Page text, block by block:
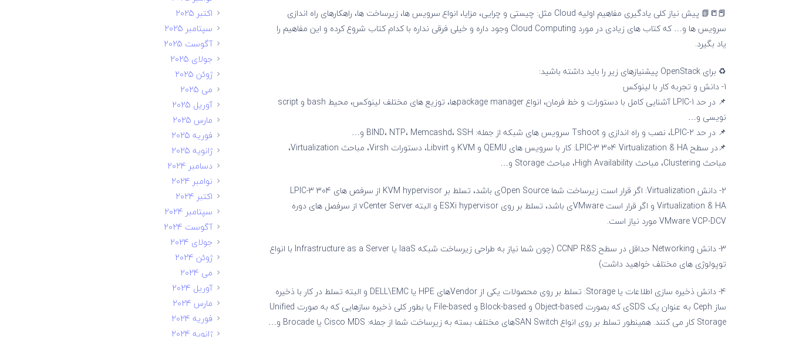
📕📒📗 پیش نیاز کلی یادگیری مفاهیم اولیه Cloud مثل: چیستی و چرایی، مزایا، انواع سرویس ها، زیرساخت ها، راهکارهای راه اندازی
سرویس ها و… که کتاب های زیادی در مورد Cloud Computing وجود داره و خیلی فرقی نداره با کدام کتاب شروع کرده و این مفاهیم را
یاد بگیرد.
♻️ برای OpenStack پیشنیازهای زیر را باید داشته باشید:
1- دانش و تجربه کار با لینوکس
📌 در حد LPIC-1 آشنایی کامل با دستورات و خط فرمان، انواع package managerها، توزیع های مختلف لینوکس، محیط bash و script
نویسی و…
📌 در حد LPIC-2، نصب و راه اندازی و Tshoot سرویس های شبکه از جمله: BIND، NTP، Memcashd، SSH و…
📌در سطح LPIC-3 304 Virtualization & HA: کار با سرویس های QEMU و KVM و Libvirt، دستورات Virsh، مباحث Virtualization،
مباحث Clustering، مباحث High Availability، مباحث Storage و…
2- دانش Virtualization: اگر قرار است زیرساخت شما Open Sourceی باشد، تسلط بر KVM hypervisor از سرفص های LPIC-3 304
Virtualization & HA و اگر قرار است VMwareی باشد، تسلط بر روی ESXi hypervisor و البته vCenter Server از سرفصل های دوره
VMware VCP-DCV مورد نیاز است.
3- دانش Networking حداقل در سطح CCNP R&S (چون شما نیاز به طراحی زیرساخت شبکه IaaS یا Infrastructure as a Server با انواع
توپولوژی های مختلف خواهید داشت)
4- دانش ذخیره سازی اطلاعات یا Storage: تسلط بر روی محصولات یکی از Vendorهای HPE یا DELL\EMC و البته تسلط در کار با ذخیره
ساز Ceph به عنوان یک SDSی که بصورت Object-based و Block-based و File-based یا بطور کلی ذخیره سازهایی که به صورت Unified
Storage کار می کنند. همینطور تسلط بر روی انواع SAN Switchهای مختلف بسته به زیرساخت شما از جمله: Cisco MDS یا Brocade و…
اکتبر 2025
سپتامبر 2025
آگوست 2025
جولای 2025
ژوئن 2025
می 2025
آوریل 2025
مارس 2025
فوریه 2025
ژانویه 2025
دسامبر 2024
نوامبر 2024
اکتبر 2024
سپتامبر 2024
آگوست 2024
جولای 2024
ژوئن 2024
می 2024
آوریل 2024
مارس 2024
فوریه 2024
ژانویه 2024